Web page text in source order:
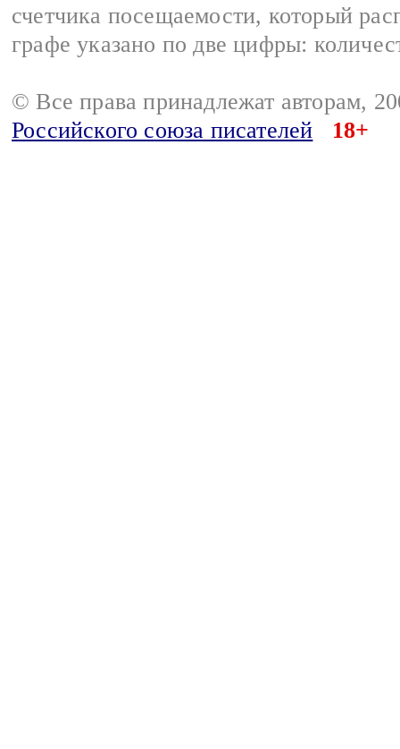
счетчика посещаемости, который
графе указано по две цифры:
© Все права принадлежат авторам,
Российского союза писателей
18+